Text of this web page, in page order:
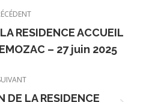
Article
précédent
:
RESIDENCE ACCUEIL
– 27 juin 2025
DE LA RESIDENCE